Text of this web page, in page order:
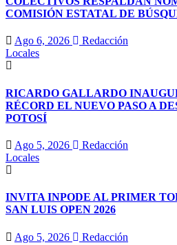
COMISIÓN ESTATAL DE
Ago 6, 2026
Redacción
Locales
RICARDO GALLARDO
RÉCORD EL NUEVO PASO A
POTOSÍ
Ago 5, 2026
Redacción
Locales
INVITA INPODE AL PRIMER
SAN LUIS OPEN 2026
Ago 5, 2026
Redacción